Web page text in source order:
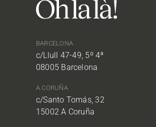
BARCELONA
c/Llull 47-49, 5º 4ª
08005 Barcelona
A CORUÑA
c/Santo Tomás, 32
15002 A Coruña